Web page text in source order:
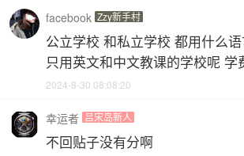
facebook Zzy新手村
公立学校 和私立学校 都用什么
只用英文和中文教课的学校呢 学
2024-8-30 08:08:20
幸运者 吕宋岛新人
不回贴子没有分啊